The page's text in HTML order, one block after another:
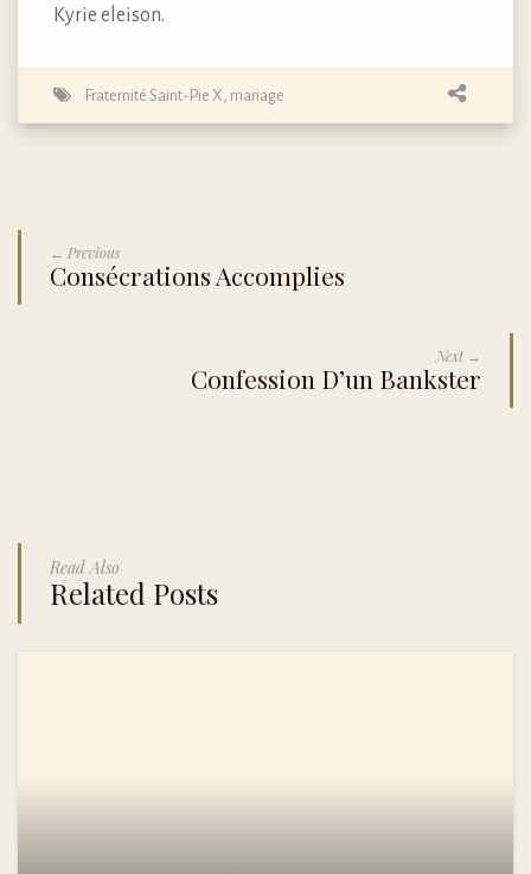
Kyrie eleison.
Fraternité Saint-Pie X mariage
← Previous
Consécrations Accomplies
Next →
Confession D’un Bankster
Read Also
Related Posts